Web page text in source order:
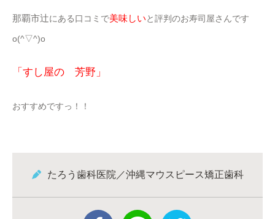
那覇市辻にある口コミで美味しいと評判のお寿司屋さんです
o(^▽^)o
「すし屋の 芳野」
おすすめですっ！！
たろう歯科医院／沖縄マウスピース矯正歯科